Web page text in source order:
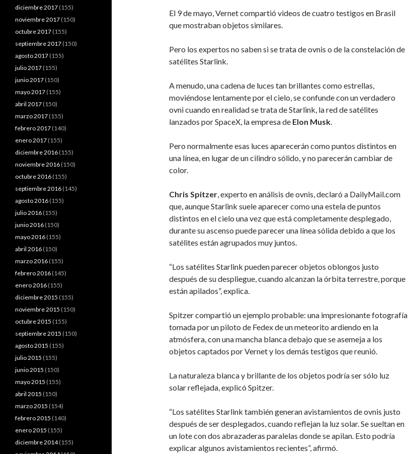
El 9 de mayo, Vernet compartió videos de cuatro testigos en Brasil
que mostraban objetos similares.
Pero los expertos no saben si se trata de ovnis o de la constelación de
satélites Starlink.
A menudo, una cadena de luces tan brillantes como estrellas,
moviéndose lentamente por el cielo, se confunde con un verdadero
ovni cuando en realidad se trata de Starlink, la red de satélites
lanzados por SpaceX, la empresa de Elon Musk.
Pero normalmente esas luces aparecerán como puntos distintos en
una línea, en lugar de un cilindro sólido, y no parecerán cambiar de
color.
Chris Spitzer, experto en análisis de ovnis, declaró a DailyMail.com
que, aunque Starlink suele aparecer como una estela de puntos
distintos en el cielo una vez que está completamente desplegado,
durante su ascenso puede parecer una línea sólida debido a que los
satélites están agrupados muy juntos.
“Los satélites Starlink pueden parecer objetos oblongos justo
después de su despliegue, cuando alcanzan la órbita terrestre, porque
están apilados”, explica.
Spitzer compartió un ejemplo probable: una impresionante fotografía
tomada por un piloto de Fedex de un meteorito ardiendo en la
atmósfera, con una mancha blanca debajo que se asemeja a los
objetos captados por Vernet y los demás testigos que reunió.
La naturaleza blanca y brillante de los objetos podría ser sólo luz
solar reflejada, explicó Spitzer.
“Los satélites Starlink también generan avistamientos de ovnis justo
después de ser desplegados, cuando reflejan la luz solar. Se sueltan en
un lote con dos abrazaderas paralelas donde se apilan. Esto podría
explicar algunos avistamientos recientes”, afirmó.
diciembre 2017 (155)
noviembre 2017 (150)
octubre 2017 (155)
septiembre 2017 (150)
agosto 2017 (155)
julio 2017 (155)
junio 2017 (150)
mayo 2017 (155)
abril 2017 (150)
marzo 2017 (155)
febrero 2017 (140)
enero 2017 (155)
diciembre 2016 (155)
noviembre 2016 (150)
octubre 2016 (155)
septiembre 2016 (145)
agosto 2016 (155)
julio 2016 (155)
junio 2016 (150)
mayo 2016 (155)
abril 2016 (150)
marzo 2016 (155)
febrero 2016 (145)
enero 2016 (155)
diciembre 2015 (155)
noviembre 2015 (150)
octubre 2015 (155)
septiembre 2015 (150)
agosto 2015 (155)
julio 2015 (155)
junio 2015 (150)
mayo 2015 (155)
abril 2015 (150)
marzo 2015 (154)
febrero 2015 (140)
enero 2015 (155)
diciembre 2014(155)